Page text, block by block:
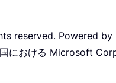
reserved. Powered by
における Microsoft